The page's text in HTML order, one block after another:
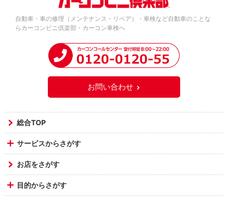
自動車・車の修理（メンテナンス・リペア）・車検など自動車のことな
らカーコンビニ倶楽部・カーコン車検へ
お問い合わせ
総合TOP
サービスからさがす
お店をさがす
目的からさがす